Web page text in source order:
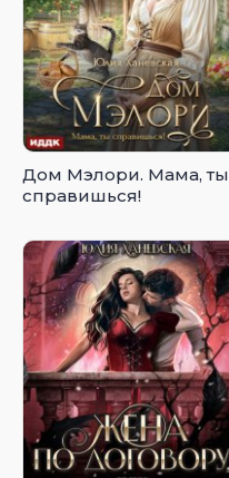
Дом Мэлори. Мама, ты
справишься!